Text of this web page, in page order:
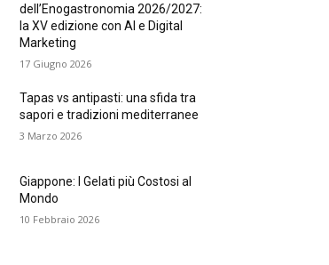
dell’Enogastronomia 2026/2027:
la XV edizione con AI e Digital
Marketing
17 Giugno 2026
Tapas vs antipasti: una sfida tra
sapori e tradizioni mediterranee
3 Marzo 2026
Giappone: I Gelati più Costosi al
Mondo
10 Febbraio 2026